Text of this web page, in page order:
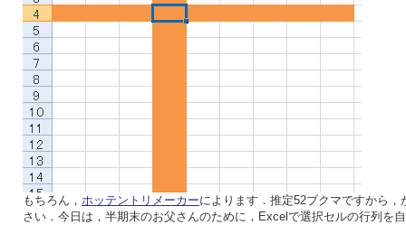
もちろん， ホッテントリメーカーによります．推定52ブクマですから，
さい．今日は，半期末のお父さんのために，Excelで選択セルの行列を